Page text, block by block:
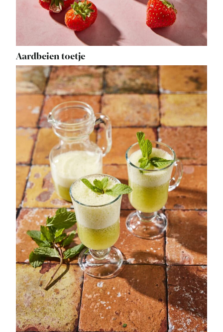
Aardbeien toetje